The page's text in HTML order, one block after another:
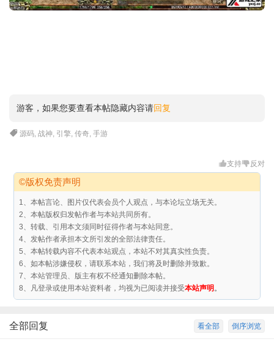
游客，如果您要查看本帖隐藏内容请回复
源码,战神, 引擎,传奇,手游
支持 反对
©版权免责声明
1、本帖言论、图片仅代表会员个人观点，与本论坛立场无关。
2、本帖版权归发帖作者与本站共同所有。
3、转载、引用本文须同时征得作者与本站同意。
4、发帖作者承担本文所引发的全部法律责任。
5、本帖转载内容不代表本站观点，本站不对其真实性负责。
6、如本帖涉嫌侵权，请联系本站，我们将及时删除并致歉。
7、本站管理员、版主有权不经通知删除本帖。
8、凡登录或使用本站资料者，均视为已阅读并接受本站声明 。
倒序浏览
看全部
全部回复